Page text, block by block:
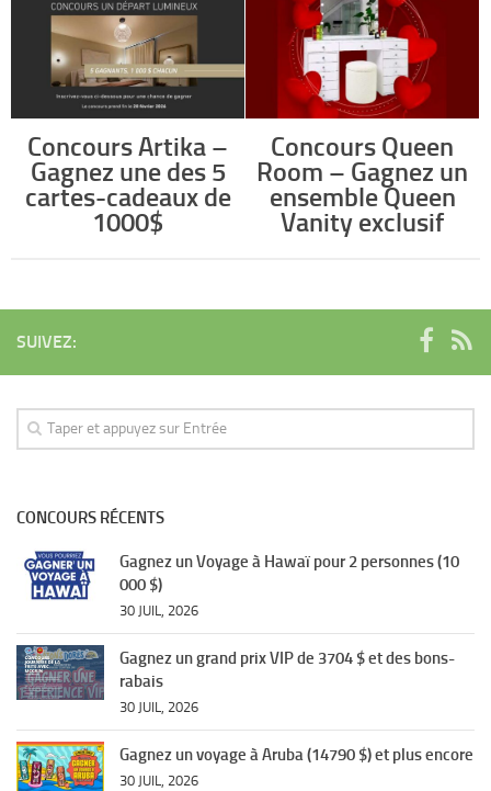
Concours Artika –
Gagnez une des 5
cartes-cadeaux de
1000$
Concours Queen
Room – Gagnez un
ensemble Queen
Vanity exclusif
SUIVEZ:
CONCOURS RÉCENTS
Gagnez un Voyage à Hawaï pour 2 personnes (10
000 $)
30 JUIL, 2026
Gagnez un grand prix VIP de 3704 $ et des bons-
rabais
30 JUIL, 2026
Gagnez un voyage à Aruba (14790 $) et plus encore
30 JUIL, 2026